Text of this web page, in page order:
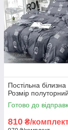
Постільна
Розмір
Готово до
810 ₴/